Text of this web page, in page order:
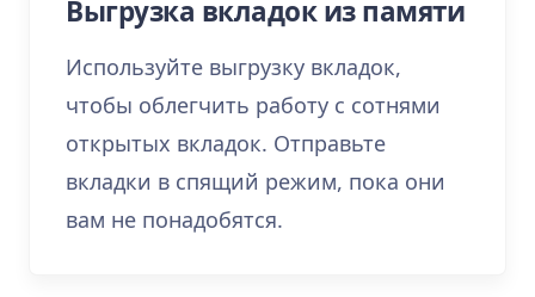
Выгрузка вкладок из памяти
Используйте выгрузку вкладок,
чтобы облегчить работу с сотнями
открытых вкладок. Отправьте
вкладки в спящий режим, пока они
вам не понадобятся.